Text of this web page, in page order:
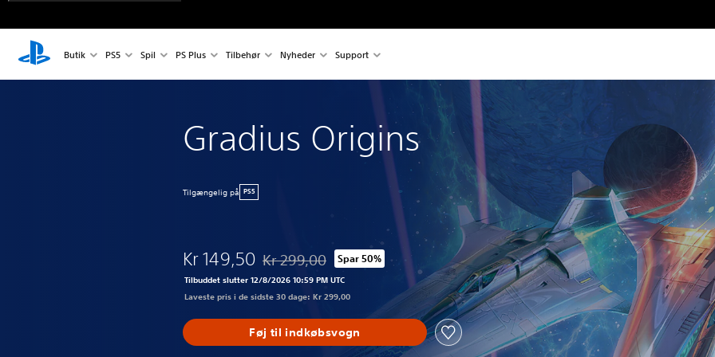
Butik PS5 Spil PS Plus Tilbehør Nyheder Support
Gradius Origins
Tilgængelig på PS5
Kr 149,50 Nedsat fra den normale pris på Kr 299,00
Kr 299,00 Spar 50%
Tilbuddet slutter 12/8/2026 10:59 PM UTC
Laveste pris i de sidste 30 dage: Kr 299,00
Føj til indkøbsvogn